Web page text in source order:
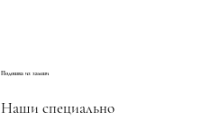
Подошва из замши
Наши специально